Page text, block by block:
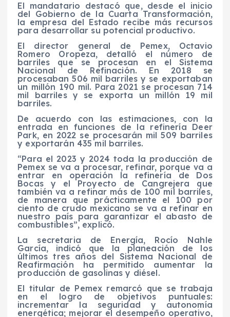
El mandatario destacó que, desde el inicio
del Gobierno de la Cuarta Transformación,
la empresa del Estado recibe más recursos
para desarrollar su potencial productivo.
El director general de Pemex, Octavio
Romero Oropeza, detalló el número de
barriles que se procesan en el Sistema
Nacional de Refinación. En 2018 se
procesaban 506 mil barriles y se exportaban
un millón 190 mil. Para 2021 se procesan 714
mil barriles y se exporta un millón 19 mil
barriles.
De acuerdo con las estimaciones, con la
entrada en funciones de la refinería Deer
Park, en 2022 se procesarán mil 509 barriles
y exportarán 435 mil barriles.
“Para el 2023 y 2024 toda la producción de
Pemex se va a procesar, refinar, porque va a
entrar en operación la refinería de Dos
Bocas y el Proyecto de Cangrejera que
también va a refinar más de 100 mil barriles,
de manera que prácticamente el 100 por
ciento de crudo mexicano se va a refinar en
nuestro país para garantizar el abasto de
combustibles”, explicó.
La secretaria de Energía, Rocío Nahle
García, indicó que la planeación de los
últimos tres años del Sistema Nacional de
Reafirmación ha permitido aumentar la
producción de gasolinas y diésel.
El titular de Pemex remarcó que se trabaja
en el logro de objetivos puntuales:
incrementar la seguridad y autonomía
energética; mejorar el desempeño operativo,